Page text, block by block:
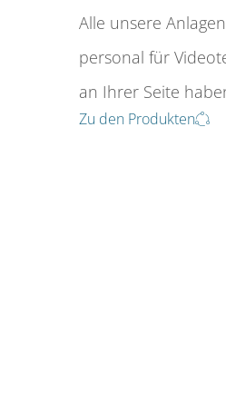
Alle unsere
personal für
an Ihrer Seite
Zu den Produkten